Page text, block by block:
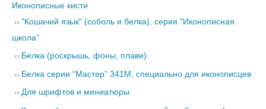
Иконописные кисти
"Кошачий язык" (соболь и белка), серия "Иконописная
школа"
Белка (роскрышь, фоны, плави)
Белка серии “Мастер” 341М, специально для иконописцев
Для шрифтов и миниатюры